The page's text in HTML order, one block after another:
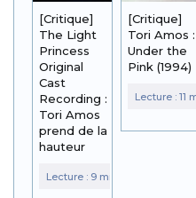
[Critique]
The Light
Princess
Original
Cast
Recording :
Tori Amos
prend de la
hauteur
[Critique]
Tori Amos :
Under the
Pink (1994)